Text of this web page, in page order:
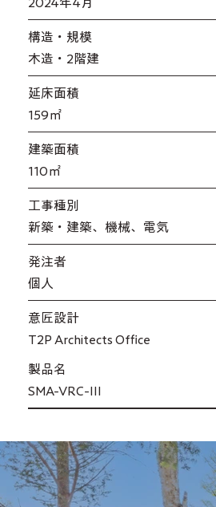
​構造・規模
木造・2階建
延床面積
159㎡
​建築面積
110㎡
工事種別
新築・建築、機械、電気
発注者
個人
意匠設計
T2P Architects Office
製品名
SMA-VRC-III